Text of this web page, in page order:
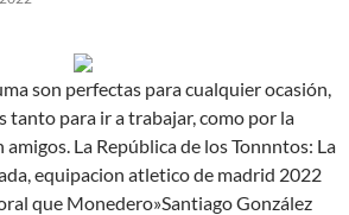
son perfectas para cualquier ocasión,
tanto para ir a trabajar, como por la
amigos. La República de los Tonnntos: La
equipacion atletico de madrid 2022
que Monedero»Santiago González